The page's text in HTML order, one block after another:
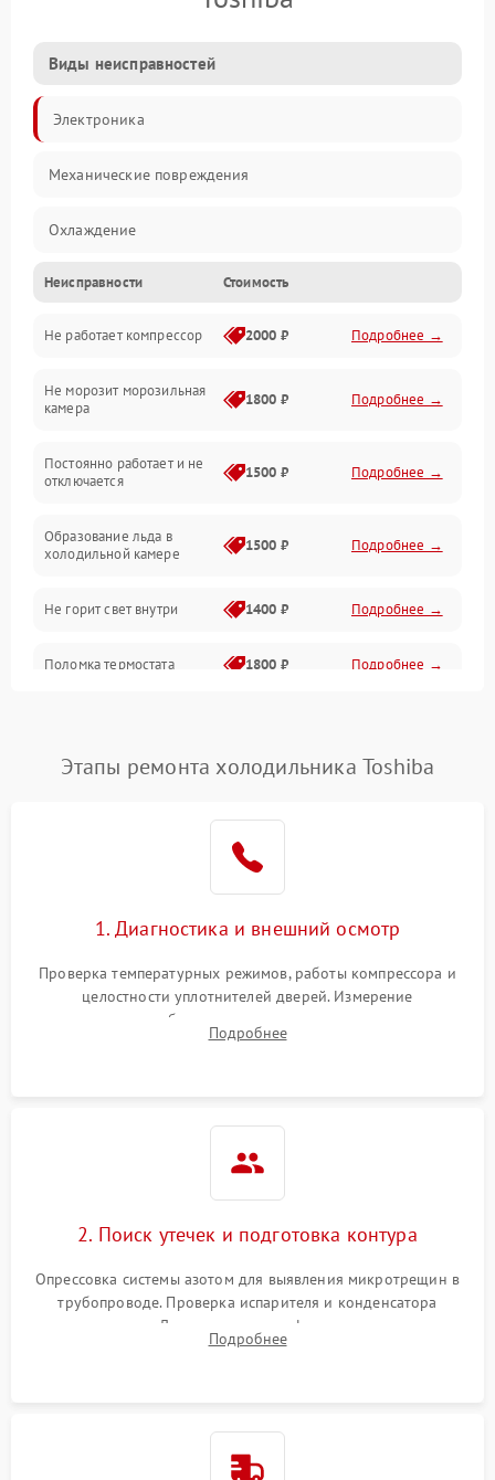
Виды неисправностей
Электроника
Механические повреждения
Охлаждение
Механика
Электропитание
Дренаж
Неисправности Стоимость
Не работает компрессор 2000 ₽ Подробнее →
Не морозит морозильная
камера
1800 ₽ Подробнее →
Постоянно работает и не
отключается
1500 ₽ Подробнее →
Образование льда в
холодильной камере
1500 ₽ Подробнее →
Не горит свет внутри 1400 ₽ Подробнее →
Поломка термостата 1800 ₽ Подробнее →
Поломка системы No Frost 2600 ₽ Подробнее →
работе
2000 ₽ Подробнее →
1000 ₽
1800 ₽
Этапы ремонта холодильника Toshiba
1. Диагностика и внешний осмотр
Проверка температурных режимов, работы компрессора и
целостности уплотнителей дверей. Измерение
сопротивления обмоток мотора, проверка термостата и
считывание кодов ошибок с электронного дисплея.
Подробнее
2. Поиск утечек и подготовка контура
Опрессовка системы азотом для выявления микротрещин в
трубопроводе. Проверка испарителя и конденсатора
течеискателем. Демонтаж старого фильтра-осушителя и
продувка капиллярной трубки для устранения засоров.
Подробнее